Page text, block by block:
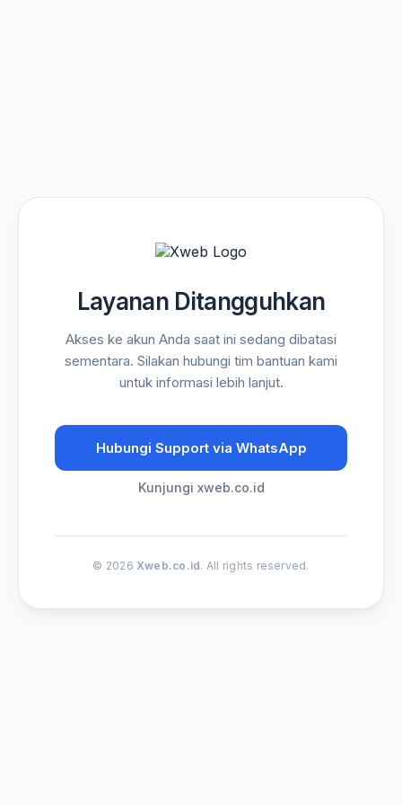
Layanan Ditangguhkan
Akses ke akun Anda saat ini sedang dibatasi
sementara. Silakan hubungi tim bantuan kami
untuk informasi lebih lanjut.
Hubungi Support via WhatsApp
Kunjungi xweb.co.id
© 2026 Xweb.co.id. All rights reserved.